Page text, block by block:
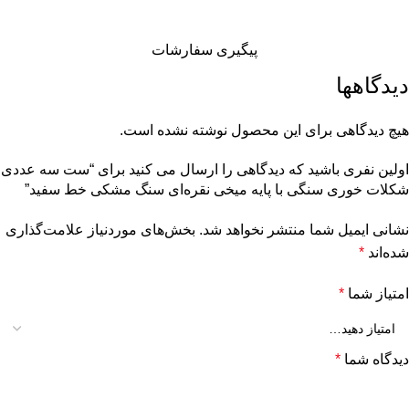
پیگیری سفارشات
دیدگاهها
هیچ دیدگاهی برای این محصول نوشته نشده است.
اولین نفری باشید که دیدگاهی را ارسال می کنید برای “ست سه عددی
شکلات خوری سنگی با پایه میخی نقره‌ای سنگ مشکی خط سفید”
نشانی ایمیل شما منتشر نخواهد شد. بخش‌های موردنیاز علامت‌گذاری
شده‌اند *
امتیاز شما *
دیدگاه شما *